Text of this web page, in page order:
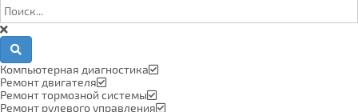
Компьютерная диагностика
Ремонт двигателя
Ремонт тормозной системы
Ремонт рулевого управления